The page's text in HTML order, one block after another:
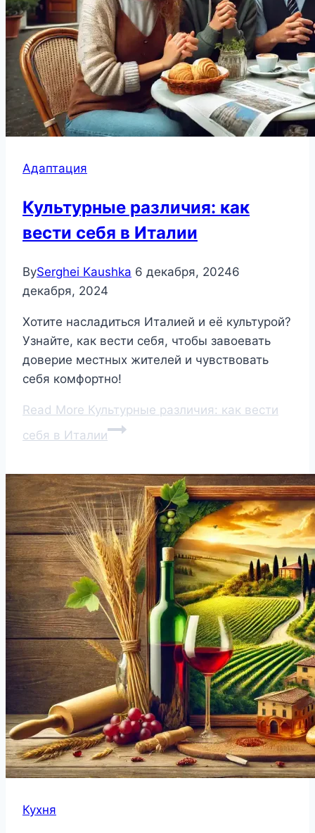
Адаптация
Культурные различия: как
вести себя в Италии
BySerghei Kaushka 6 декабря, 20246
декабря, 2024
Хотите насладиться Италией и её культурой?
Узнайте, как вести себя, чтобы завоевать
доверие местных жителей и чувствовать
себя комфортно!
Read More Культурные различия: как вести
себя в Италии
Кухня